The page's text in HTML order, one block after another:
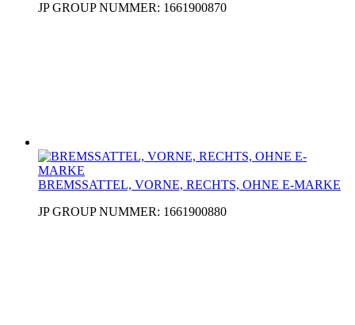
JP GROUP NUMMER: 1661900870
BREMSSATTEL, VORNE, RECHTS, OHNE E-MARKE
JP GROUP NUMMER: 1661900880